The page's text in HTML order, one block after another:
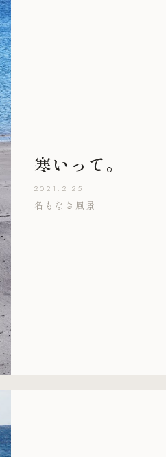
寒いって。
2021.2.25
名もなき風景